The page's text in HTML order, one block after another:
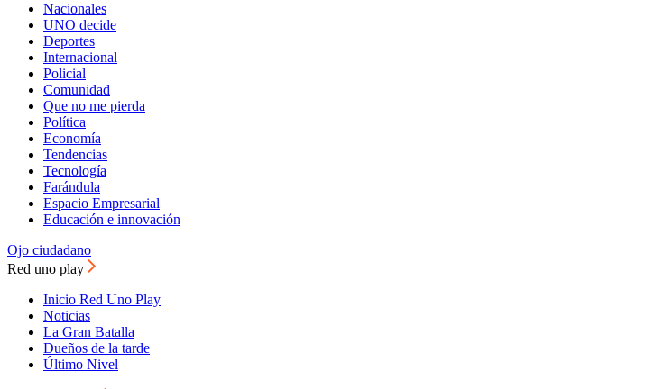
Nacionales
UNO decide
Deportes
Internacional
Policial
Comunidad
Que no me pierda
Política
Economía
Tendencias
Tecnología
Farándula
Espacio Empresarial
Educación e innovación
Ojo ciudadano
Red uno play
Inicio Red Uno Play
Noticias
La Gran Batalla
Dueños de la tarde
Último Nivel